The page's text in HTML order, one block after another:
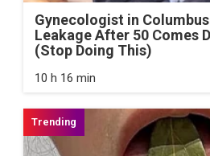
Gynecologist in
Leakage After 50 Comes
(Stop Doing This)
10 h 16 min